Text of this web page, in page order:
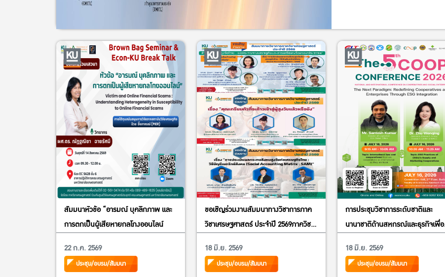
สัมมนาหัวข้อ “อารมณ์ บุคลิกภาพ และ
การตกเป็นผู้เสียหายกลโกงออนไลน์
22 ก.ค. 2569
ประชุม/อบรม/สัมมนา
ขอเชิญร่วมงานสัมมนาทางวิชาการภาค
วิชาเศรษฐศาสตร์ ประจำปี 2569ภาควิชา
มหาวิทยาลัยเกษตรศาสตร์หัวข้อ “สังคม
สูงวัยไทย : ผลกระทบทางเศรษฐกิจและ
18 มิ.ย. 2569
ประชุม/อบรม/สัมมนา
การประชุมวิชาการระดับชาติและ
นานาชาติด้านสหกรณ์และธุรกิจเพื่อ
and International Conference on
Cooperatives and Social
18 มิ.ย. 2569
ประชุม/อบรม/สัมมนา